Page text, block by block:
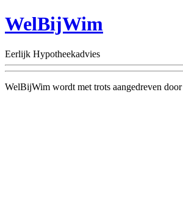
WelBijWim
Eerlijk Hypotheekadvies
WelBijWim wordt met trots aangedreven door